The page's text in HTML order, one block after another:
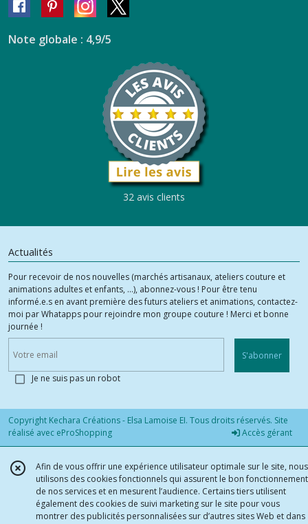
Note globale : 4,9/5
32 avis clients
Actualités
Pour recevoir de nos nouvelles (marchés artisanaux, ateliers couture et
animations adultes et enfants, ...), abonnez-vous ! Pour être tenu
informé.e.s en avant première des futurs ateliers et animations, contactez-
moi par Whatapps pour rejoindre mon groupe couture ! Merci et bonne
journée !
S'abonner
Je ne suis pas un robot
Copyright Kechara Créations - Elsa Lamoise EI. Tous droits réservés. Site
réalisé avec eProShopping Accès gérant
Afin de vous offrir une expérience utilisateur optimale sur le site, nous
utilisons des cookies fonctionnels qui assurent le bon fonctionnement
de nos services et en mesurent l’audience. Certains tiers utilisent
également des cookies de suivi marketing sur le site pour vous
montrer des publicités personnalisées sur d’autres sites Web et dans